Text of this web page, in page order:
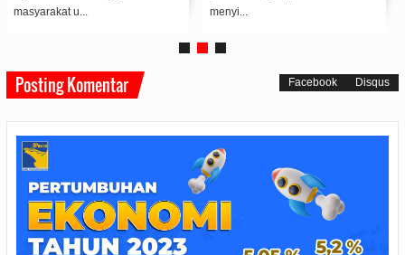
masyarakat u...
menyi...
Posting Komentar Facebook Disqus